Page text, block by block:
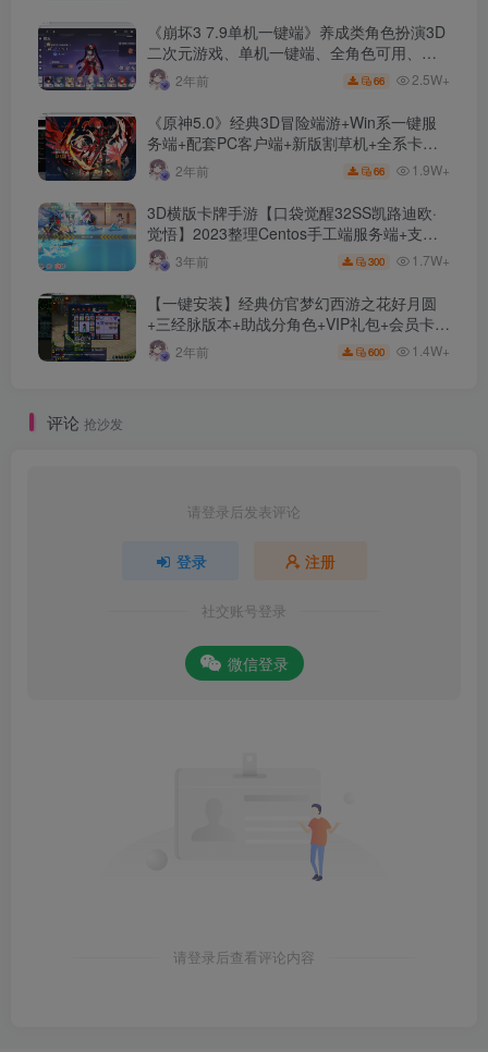
《崩坏3 7.9单机一键端》养成类角色扮演3D
二次元游戏、单机一键端、全角色可用、无
限资源、附带保姆级安装教程
2年前 66 2.5W+
《原神5.0》经典3D冒险端游+Win系一键服
务端+配套PC客户端+新版割草机+全系卡池
文件2年前 66 1.9W+
3D横版卡牌手游【口袋觉醒32SS凯路迪欧·
觉悟】2023整理Centos手工端服务端+支付
对接+安卓苹果双端+运营后台+GM授权后台
+代理后台
3年前 300 1.7W+
【一键安装】经典仿官梦幻西游之花好月圆
+三经脉版本+助战分角色+VIP礼包+会员卡
+剧情活动+视频搭建及其他修改资料
2年前 600 1.4W+
评论 抢沙发
请登录后发表评论
登录 注册
社交账号登录
微信登录
请登录后查看评论内容